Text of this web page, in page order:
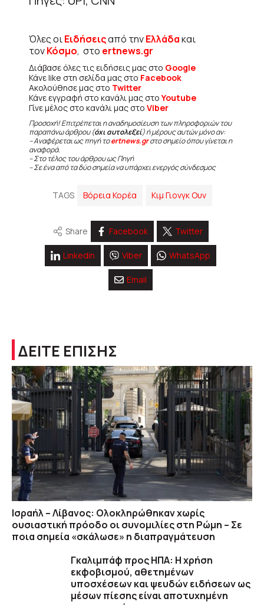
Όλες οιΕιδήσειςαπό τηνΕλλάδακαι
τονΚόσμο, στο ertnews.gr
Διάβασε όλες τις ειδήσεις μας στο Google
Κάνε like στη σελίδα μας στο Facebook
Ακολούθησε μας στο Twitter
Κάνε εγγραφή στο κανάλι μας στοYoutube
Γίνε μέλος στο κανάλι μας στο Viber
Προσοχή! Επιτρέπεται η αναδημοσίευση των πληροφοριών του
παραπάνω άρθρου (όχι αυτολεξεί) ή μέρους αυτών μόνο αν:
– Αναφέρεται ως πηγή τοertnews.grστο σημείο όπου γίνεται η
αναφορά.
– Στο τέλος του άρθρου ως Πηγή
– Σε ένα από τα δύο σημεία να υπάρχει ενεργός σύνδεσμος
TAGS Βόρεια Κορέα Κιμ Γιονγκ Ουν
Share Facebook Twitter
Linkedin Viber WhatsApp
Email
ΔΕΙΤΕ ΕΠΙΣΗΣ
Ισραήλ – Λίβανος: Ολοκληρώθηκαν χωρίς
ουσιαστική πρόοδο οι συνομιλίες στη Ρώμη – Σε
ποια σημεία «σκάλωσε» η διαπραγμάτευση
Γκαλιμπάφ προς ΗΠΑ: Η χρήση
εκφοβισμού, αθετημένων
υποσχέσεων και ψευδών ειδήσεων ως
μέσων πίεσης είναι αποτυχημένη